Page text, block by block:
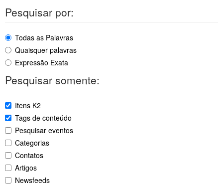
Pesquisar por:
Todas as Palavras
Quaisquer palavras
Expressão Exata
Pesquisar somente:
Itens K2
Tags de conteúdo
Pesquisar eventos
Categorias
Contatos
Artigos
Newsfeeds